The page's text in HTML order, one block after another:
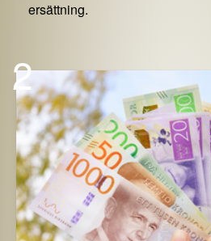
ersättning.
2